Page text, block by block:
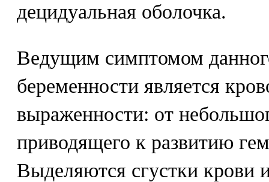
децидуальная оболочка.
Ведущим симптомом
беременности является
выраженности: от
приводящего к развитию
Выделяются сгустки крови